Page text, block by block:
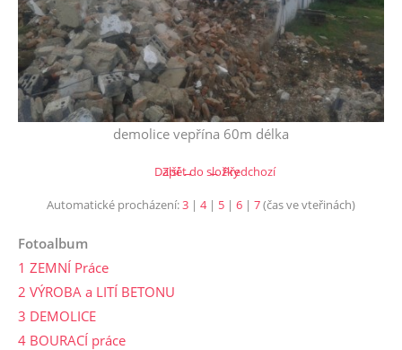
demolice vepřína 60m délka
← Předchozí
Další →
Zpět do složky
Automatické procházení:3 | 4| 5 | 6 | 7(čas ve vteřinách)
Fotoalbum
1 ZEMNÍ Práce
2 VÝROBA a LITÍ BETONU
3 DEMOLICE
4 BOURACÍ práce